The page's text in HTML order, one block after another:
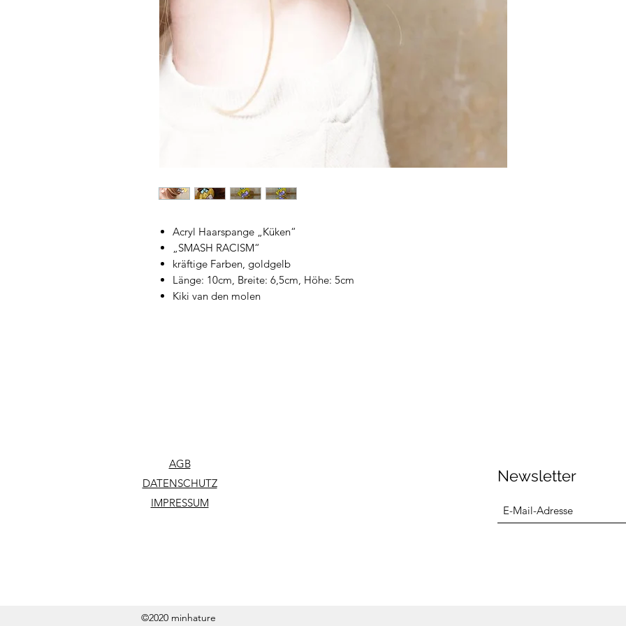
Acryl Haarspange „Küken“
„SMASH RACISM“
kräftige Farben, goldgelb
Länge: 10cm, Breite: 6,5cm, Höhe: 5cm
Kiki van den molen
AGB
DATENSCHUTZ
IMPRESSUM
Newsletter
©2020 minhature